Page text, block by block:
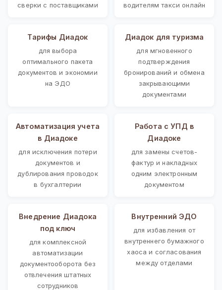
сверки с поставщиками
водителям такси онлайн
Тарифы Диадок
для выбора
оптимального пакета
документов и экономии
на ЭДО
Диадок для туризма
для мгновенного
подтверждения
бронирований и обмена
закрывающими
документами
Автоматизация учета
в Диадоке
для исключения потери
документов и
дублирования проводок
в бухгалтерии
Работа с УПД в
Диадоке
для замены счетов-
фактур и накладных
одним электронным
документом
Внедрение Диадока
под ключ
для комплексной
автоматизации
документооборота без
отвлечения штатных
сотрудников
Внутренний ЭДО
для избавления от
внутреннего бумажного
хаоса и согласования
между отделами